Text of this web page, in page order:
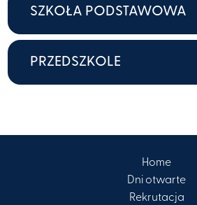
SZKOŁA PODSTAWOWA
PRZEDSZKOLE
Home
Dni otwarte
Rekrutacja